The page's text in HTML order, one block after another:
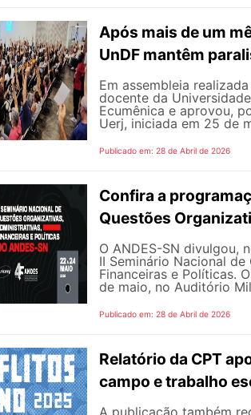
Após mais de um
UnDF mantêm
Em assembleia
docente da
Ecumênica e aprovou,
Uerj, iniciada em 25 de
Publicado em: 28 de Abril de 2026
Confira a
Questões
O ANDES-SN divulgou,
II Seminário Nacional
Financeiras e Políticas.
de maio, no Auditório
Publicado em: 28 de Abril de 2026
Relatório da CPT
campo e trabalho
A publicação também